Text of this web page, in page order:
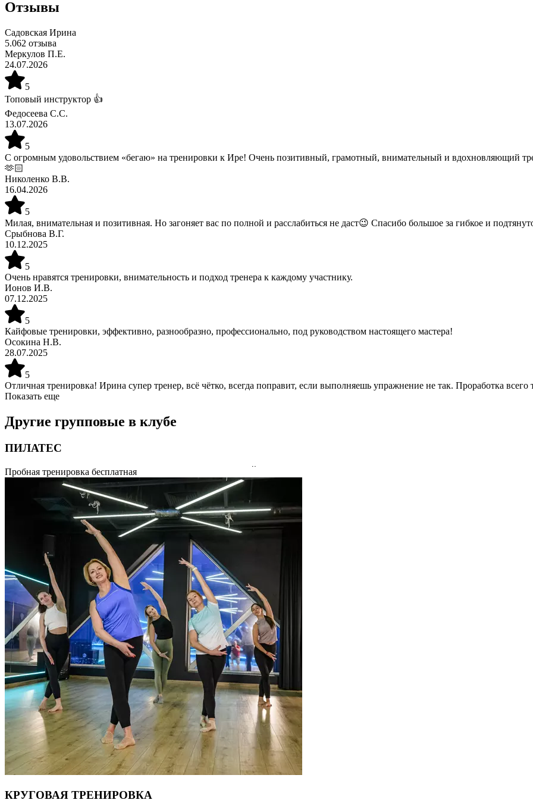
Отзывы
Садовская Ирина
5.062 отзыва
Меркулов П.Е.
24.07.2026
5
Топовый инструктор 👍
Федосеева С.С.
13.07.2026
5
С огромным удовольствием «бегаю» на тренировки к Ире! Очень позитивный, грамотный, внимательный и вдохновляющий
🫶🏻
Николенко В.В.
16.04.2026
5
Милая, внимательная и позитивная. Но загоняет вас по полной и расслабиться не даст😉 Спасибо большое за гибкое и
Срыбнова В.Г.
10.12.2025
5
Очень нравятся тренировки, внимательность и подход тренера к каждому участнику.
Ионов И.В.
07.12.2025
5
Кайфовые тренировки, эффективно, разнообразно, профессионально, под руководством настоящего мастера!
Осокина Н.В.
28.07.2025
5
Отличная тренировка! Ирина супер тренер, всё чётко, всегда поправит, если выполняешь упражнение не так. Проработка
Показать еще
Другие групповые в клубе
ПИЛАТЕС
Система физических упражнений (фитнеса), разработанная Йозефом Пилатесом в начале XX века для реабилитации после
спины, ног, живота, рук, шеи. Комплексы упражнений позволяют добиться потрясающего результата. Пилатес направлен на
гибкости суставов и позвоночника. На занятиях присутствуют в большом количестве дыхательные упражнения, благодаря
и эмоциональное состояние. Продолжительность 55 минут.
Пробная тренировка бесплатная
КРУГОВАЯ ТРЕНИРОВКА